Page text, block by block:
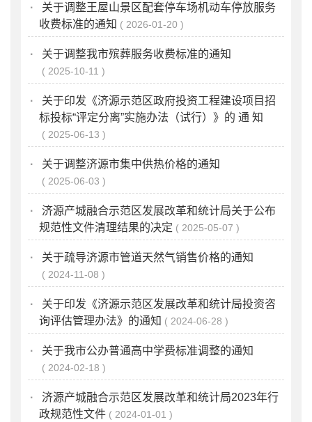
·
关于调整王屋山景区配套停车场机动车停放服务
收费标准的通知
2026-01-20
· 关于调整我市殡葬服务收费标准的通知
2025-10-11
·
关于印发《济源示范区政府投资工程建设项目招
标投标“评定分离”实施办法（试行）》的 通 知
2025-06-13
· 关于调整济源市集中供热价格的通知
2025-06-03
·
济源产城融合示范区发展改革和统计局关于公布
规范性文件清理结果的决定
2025-05-07
· 关于疏导济源市管道天然气销售价格的通知
2024-11-08
·
关于印发《济源示范区发展改革和统计局投资咨
询评估管理办法》的通知
2024-06-28
· 关于我市公办普通高中学费标准调整的通知
2024-02-18
·
济源产城融合示范区发展改革和统计局2023年行
政规范性文件
2024-01-01